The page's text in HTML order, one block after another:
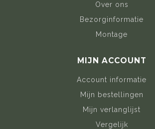
Over ons
Bezorginformatie
Montage
MIJN ACCOUNT
Account informatie
Mijn bestellingen
Mijn verlanglijst
Vergelijk